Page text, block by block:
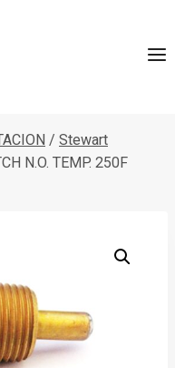
/ Stewart
N.O. TEMP. 250F